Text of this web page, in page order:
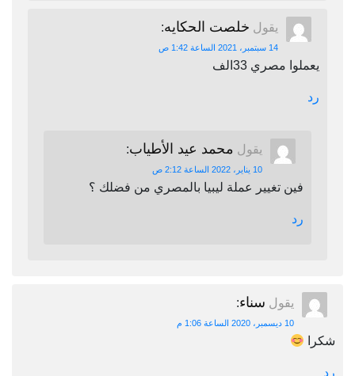
يقول خلصت الحكايه:
14 سبتمبر، 2021 الساعة 1:42 ص
يعملوا مصري 33الف
رد
يقول محمد عيد الأطياب:
10 يناير، 2022 الساعة 2:12 ص
فين تغيير عملة ليبيا بالمصري من فضلك ؟
رد
يقول سناء:
10 ديسمبر، 2020 الساعة 1:06 م
شكرا
رد